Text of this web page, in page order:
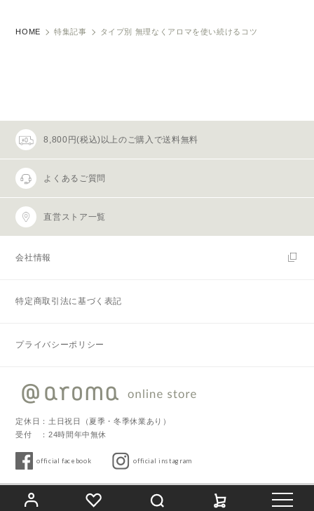
HOME 特集記事 タイプ別 無理なくアロマを使い続けるコツ
8,800円(税込)以上のご購入で送料無料
よくあるご質問
直営ストア一覧
会社情報
特定商取引法に基づく表記
プライバシーポリシー
定休日：土日祝日（夏季・冬季休業あり）
受付 ：24時間年中無休
official facebook official instagram
Copyright © 2019 @aroma. All Rights Reserved.